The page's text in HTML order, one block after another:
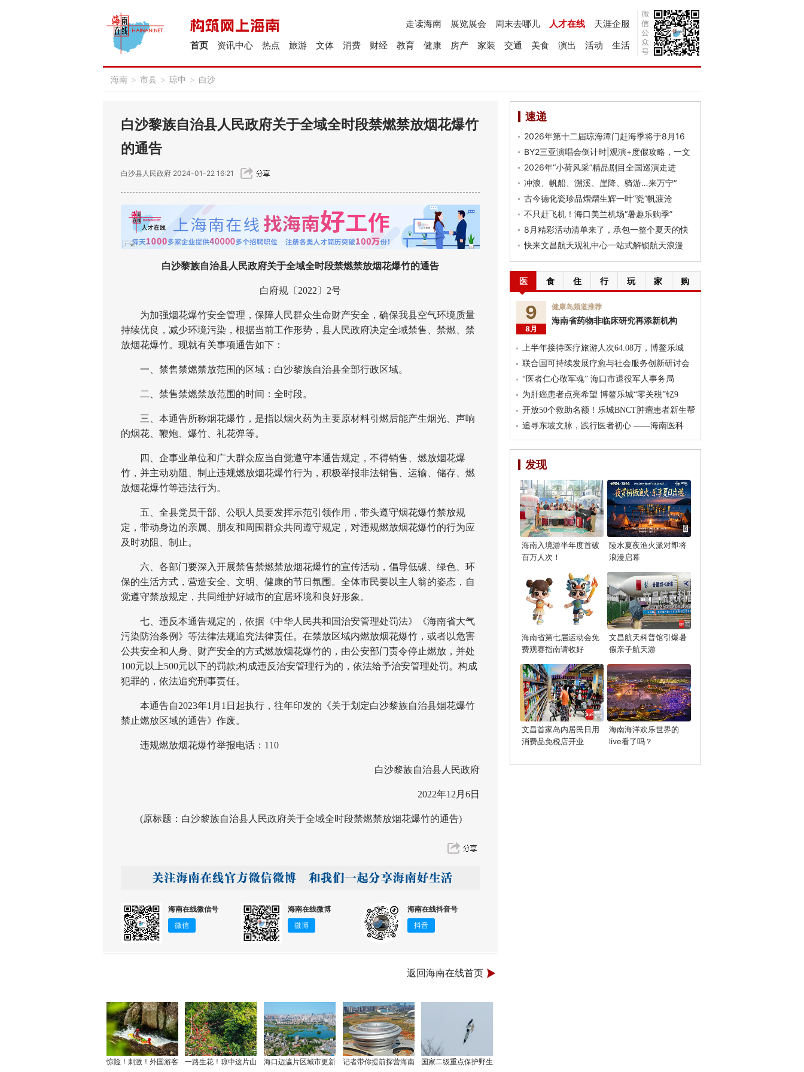
天涯企服
人才在线
周末去哪儿
展览展会
走读海南
生活
活动
演出
美食
交通
家装
房产
健康
教育
财经
消费
文体
旅游
热点
资讯中心
首页
海南 > 市县 > 琼中 > 白沙
白沙黎族自治县人民政府关于全域全时段禁燃禁放烟花爆竹
的通告
白沙县人民政府 2024-01-22 16:21
白沙黎族自治县人民政府关于全域全时段禁燃禁放烟花爆竹的通告
白府规〔2022〕2号
为加强烟花爆竹安全管理，保障人民群众生命财产安全，确保我县空气环境质量
持续优良，减少环境污染，根据当前工作形势，县人民政府决定全域禁售、禁燃、禁
放烟花爆竹。现就有关事项通告如下：
一、禁售禁燃禁放范围的区域：白沙黎族自治县全部行政区域。
二、禁售禁燃禁放范围的时间：全时段。
三、本通告所称烟花爆竹，是指以烟火药为主要原材料引燃后能产生烟光、声响
的烟花、鞭炮、爆竹、礼花弹等。
四、企事业单位和广大群众应当自觉遵守本通告规定，不得销售、燃放烟花爆
竹，并主动劝阻、制止违规燃放烟花爆竹行为，积极举报非法销售、运输、储存、燃
放烟花爆竹等违法行为。
五、全县党员干部、公职人员要发挥示范引领作用，带头遵守烟花爆竹禁放规
定，带动身边的亲属、朋友和周围群众共同遵守规定，对违规燃放烟花爆竹的行为应
及时劝阻、制止。
六、各部门要深入开展禁售禁燃禁放烟花爆竹的宣传活动，倡导低碳、绿色、环
保的生活方式，营造安全、文明、健康的节日氛围。全体市民要以主人翁的姿态，自
觉遵守禁放规定，共同维护好城市的宜居环境和良好形象。
七、违反本通告规定的，依据《中华人民共和国治安管理处罚法》《海南省大气
污染防治条例》等法律法规追究法律责任。在禁放区域内燃放烟花爆竹，或者以危害
公共安全和人身、财产安全的方式燃放烟花爆竹的，由公安部门责令停止燃放，并处
100元以上500元以下的罚款;构成违反治安管理行为的，依法给予治安管理处罚。构成
犯罪的，依法追究刑事责任。
本通告自2023年1月1日起执行，往年印发的《关于划定白沙黎族自治县烟花爆竹
禁止燃放区域的通告》作废。
违规燃放烟花爆竹举报电话：110
白沙黎族自治县人民政府
2022年12月6日
(原标题：白沙黎族自治县人民政府关于全域全时段禁燃禁放烟花爆竹的通告)
海南在线微信号
微信
海南在线微博
微博
海南在线抖音号
抖音
返回海南在线首页
惊险！刺激！外国游客 一路生花！琼中这片山 海口迈瀛片区城市更新 记者带你提前探营海南 国家二级重点保护野生
速递
2026年第十二届琼海潭门赶海季将于8月16
BY2三亚演唱会倒计时|观演+度假攻略，一文
2026年“小荷风采”精品剧目全国巡演走进
冲浪、帆船、溯溪、崖降、骑游…来万宁“
古今德化瓷珍品熠熠生辉一叶“瓷”帆渡沧
不只赶飞机！海口美兰机场“暑趣乐购季”
8月精彩活动清单来了，承包一整个夏天的快
快来文昌航天观礼中心一站式解锁航天浪漫
医 食 住 行 玩 家 购
9
8月
健康岛频道推荐
海南省药物非临床研究再添新机构
上半年接待医疗旅游人次64.08万，博鳌乐城
联合国可持续发展疗愈与社会服务创新研讨会
“医者仁心敬军魂” 海口市退役军人事务局
为肝癌患者点亮希望 博鳌乐城“零关税”钇9
开放50个救助名额！乐城BNCT肿瘤患者新生帮
追寻东坡文脉，践行医者初心 ——海南医科
发现
海南入境游半年度首破
百万人次！
陵水夏夜渔火派对即将
浪漫启幕
海南省第七届运动会免
费观赛指南请收好
文昌航天科普馆引爆暑
假亲子航天游
文昌首家岛内居民日用
消费品免税店开业
海南海洋欢乐世界的
live看了吗？